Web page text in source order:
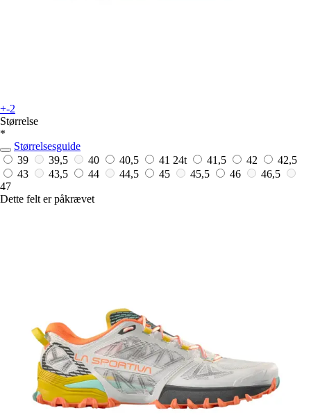
+-2
Størrelse
*
Størrelsesguide
39
39,5 40 40,5 41 24t 41,5 42
42,5
43
43,5 44 44,5 45 45,5 46
46,5
47
Dette felt er påkrævet